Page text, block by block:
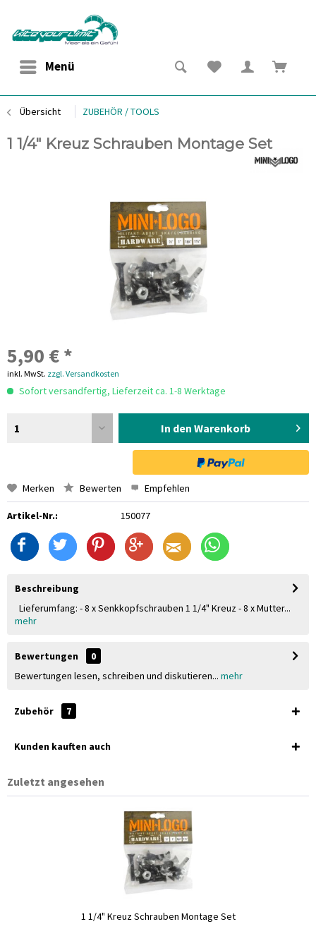
Menü
Übersicht ZUBEHÖR / TOOLS
1 1/4" Kreuz Schrauben Montage Set
5,90 € *
inkl. MwSt. zzgl. Versandkosten
Sofort versandfertig, Lieferzeit ca. 1-8 Werktage
1 In den Warenkorb
Merken Bewerten Empfehlen
Artikel-Nr.: 150077
Beschreibung
Lieferumfang: - 8 x Senkkopfschrauben 1 1/4" Kreuz - 8 x Mutter...
mehr
Bewertungen
0
Bewertungen lesen, schreiben und diskutieren... mehr
Zubehör 7
Kunden kauften auch
Zuletzt angesehen
1 1/4" Kreuz Schrauben Montage Set